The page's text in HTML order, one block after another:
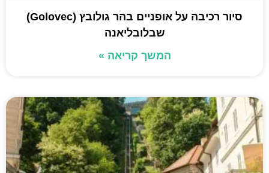
סיור רכיבה על אופניים בהר גולובץ (Golovec)
שבלובליאנה
המשך קריאה »